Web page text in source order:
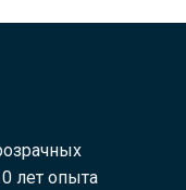
лет опыта